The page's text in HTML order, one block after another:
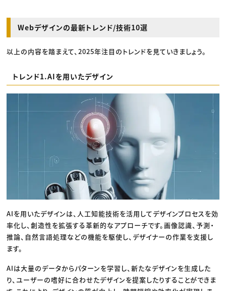
Webデザインの最新トレンド/技術10選
以上の内容を踏まえて、2025年注目のトレンドを見ていきましょう。
トレンド1.AIを用いたデザイン
AIを用いたデザインは、人工知能技術を活用してデザインプロセスを効
率化し、創造性を拡張する革新的なアプローチです。画像認識、予測・
推論、自然言語処理などの機能を駆使し、デザイナーの作業を支援し
ます。
AIは大量のデータからパターンを学習し、新たなデザインを生成した
り、ユーザーの嗜好に合わせたデザインを提案したりすることができま